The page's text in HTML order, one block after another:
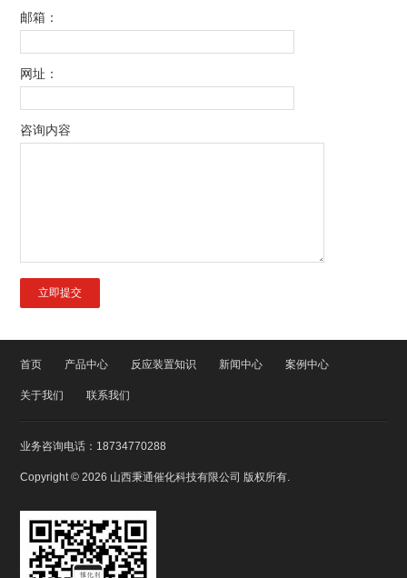
邮箱：
网址：
咨询内容
首页 产品中心 反应装置知识 新闻中心 案例中心
关于我们 联系我们
业务咨询电话：18734770288
Copyright © 2026 山西秉通催化科技有限公司 版权所有.